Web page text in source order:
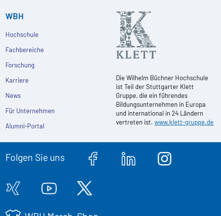
WBH
Hochschule
Fachbereiche
Forschung
Karriere
News
Für Unternehmen
Alumni-Portal
Die Wilhelm Büchner Hochschule
ist Teil der Stuttgarter Klett
Gruppe, die ein führendes
Bildungsunternehmen in Europa
und international in 24 Ländern
vertreten ist.www.klett-gruppe.de
Folgen Sie uns